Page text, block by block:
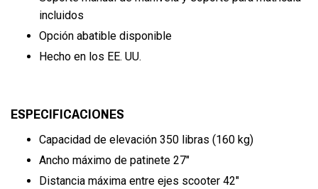
incluidos
Opción abatible disponible
Hecho en los EE. UU.
ESPECIFICACIONES
Capacidad de elevación 350 libras (160 kg)
Ancho máximo de patinete 27"
Distancia máxima entre ejes scooter 42"